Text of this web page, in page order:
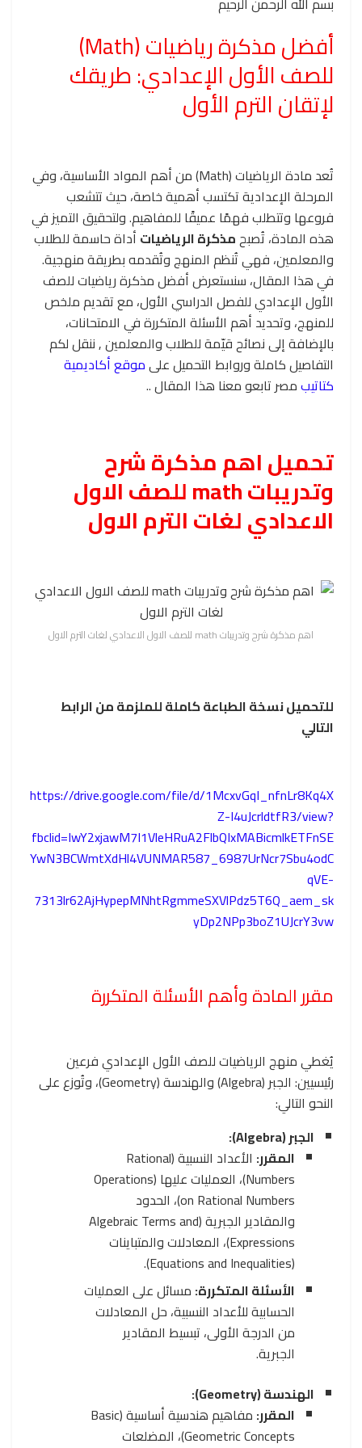
أفضل مذكرة رياضيات (Math)
للصف الأول الإعدادي: طريقك
لإتقان الترم الأول
تُعد مادة الرياضيات (Math) من أهم المواد الأساسية، وفي
المرحلة الإعدادية تكتسب أهمية خاصة، حيث تتشعب
فروعها وتتطلب فهمًا عميقًا للمفاهيم. ولتحقيق التميز في
هذه المادة، تُصبحمذكرة الرياضيات أداة حاسمة للطلاب
والمعلمين، فهي تُنظم المنهج وتُقدمه بطريقة منهجية.
في هذا المقال، سنستعرض أفضل مذكرة رياضيات للصف
الأول الإعدادي للفصل الدراسي الأول، مع تقديم ملخص
للمنهج، وتحديد أهم الأسئلة المتكررة في الامتحانات،
بالإضافة إلى نصائح قيّمة للطلاب والمعلمين , ننقل لكم
التفاصيل كاملة وروابط التحميل علىموقع أكاديمية
كتاتيبمصر تابعو معنا هذا المقال ..
تحميل اهم مذكرة شرح
وتدريبات math للصف الاول
الاعدادي لغات الترم الاول
اهم مذكرة شرح وتدريبات math للصف الاول الاعدادي لغات الترم الاول
للتحميل نسخة الطباعة كاملة للملزمة من الرابط
التالي
https://drive.google.com/file/d/1McxvGqI_nfnLr8Kq4X
Z-I4uJcrldtfR3/view?
fbclid=IwY2xjawM7I1VleHRuA2FlbQIxMABicmlkETFnSE
YwN3BCWmtXdHl4VUNMAR587_6987UrNcr7Sbu4odC
qVE-
7313lr62AjHypepMNhtRgmmeSXVlPdz5T6Q_aem_sk
yDp2NPp3boZ1UJcrY3vw
مقرر المادة وأهم الأسئلة المتكررة
يُغطي منهج الرياضيات للصف الأول الإعدادي فرعين
رئيسيين: الجبر (Algebra) والهندسة (Geometry)، وتُوزع على
النحو التالي:
الجبر (Algebra):
المقرر:
الأعداد النسبية (Rational
Numbers)، العمليات عليها (Operations
on Rational Numbers)، الحدود
والمقادير الجبرية (Algebraic Terms and
Expressions)، المعادلات والمتباينات
(Equations and Inequalities).
الأسئلة المتكررة: مسائل على العمليات
الحسابية للأعداد النسبية، حل المعادلات
من الدرجة الأولى، تبسيط المقادير
الجبرية.
الهندسة (Geometry):
المقرر:
مفاهيم هندسية أساسية (Basic
Geometric Concepts)، المضلعات